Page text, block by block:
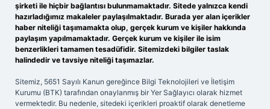
şirketi ile hiçbir bağlantısı bulunmamaktadır. Sitede yalnızca kendi
hazırladığımız makaleler paylaşılmaktadır. Burada yer alan içerikler
haber niteliği taşımamakta olup, gerçek kurum ve kişiler hakkında
paylaşım yapılmamaktadır. Gerçek kurum ve kişiler ile isim
benzerlikleri tamamen tesadüfidir. Sitemizdeki bilgiler taslak
halindedir ve tavsiye niteliği taşımazlar.
Sitemiz, 5651 Sayılı Kanun gereğince Bilgi Teknolojileri ve İletişim
Kurumu (BTK) tarafından onaylanmış bir Yer Sağlayıcı olarak hizmet
vermektedir. Bu nedenle, sitedeki içerikleri proaktif olarak denetleme